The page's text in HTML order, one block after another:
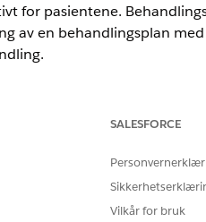
for pasientene.
av en behandlingsplan
av Home Health
i EnterpriseogUnlimited
SALESFORCE
Vilkår for bruk